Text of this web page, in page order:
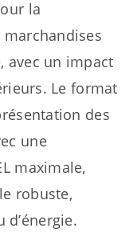
la
avec un impact
Le format
des
une
maximale,
robuste,
d’énergie.